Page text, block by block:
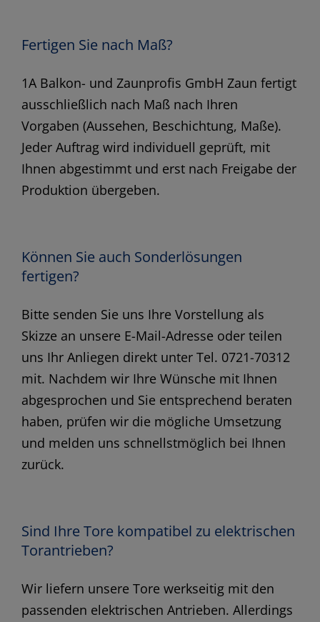
Fertigen Sie nach Maß?
1A Balkon- und Zaunprofis GmbH Zaun fertigt
ausschließlich nach Maß nach Ihren
Vorgaben (Aussehen, Beschichtung, Maße).
Jeder Auftrag wird individuell geprüft, mit
Ihnen abgestimmt und erst nach Freigabe der
Produktion übergeben.
Können Sie auch Sonderlösungen
fertigen?
Bitte senden Sie uns Ihre Vorstellung als
Skizze an unsere E-Mail-Adresse oder teilen
uns Ihr Anliegen direkt unter Tel. 0721-70312
mit. Nachdem wir Ihre Wünsche mit Ihnen
abgesprochen und Sie entsprechend beraten
haben, prüfen wir die mögliche Umsetzung
und melden uns schnellstmöglich bei Ihnen
zurück.
Sind Ihre Tore kompatibel zu elektrischen
Torantrieben?
Wir liefern unsere Tore werkseitig mit den
passenden elektrischen Antrieben. Allerdings